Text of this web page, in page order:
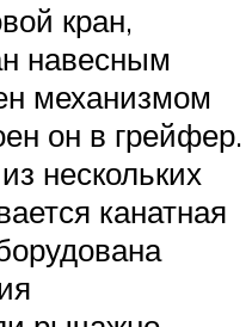
кран,
навесным
механизмом
он в грейфер.
нескольких
канатная